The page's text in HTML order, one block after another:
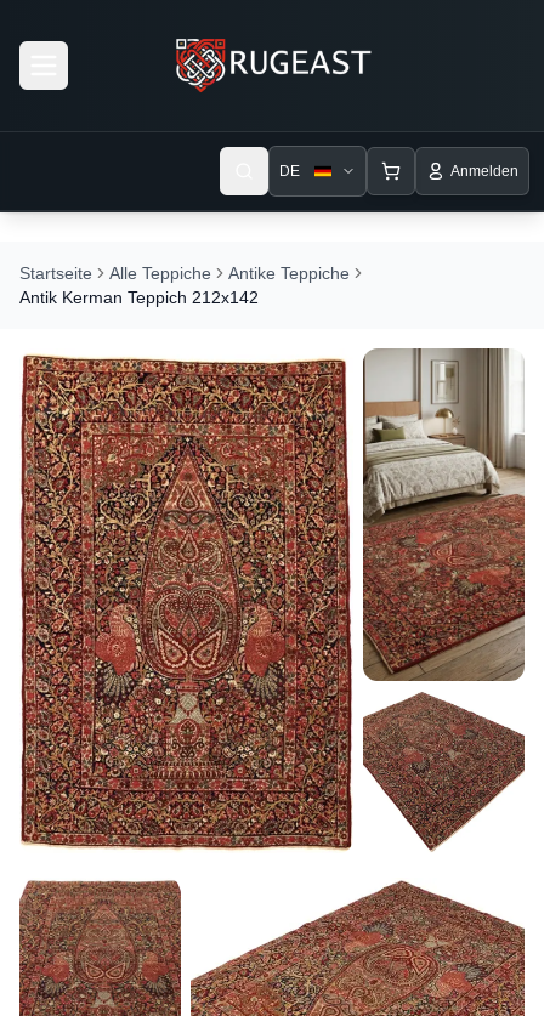
DE Anmelden
Startseite Alle Teppiche
Antike Teppiche
Antik Kerman Teppich 212x142